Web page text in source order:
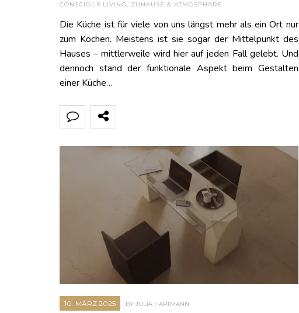
CONSCIOUS LIVING ZUHAUSE & ATMOSPHÄRE
Die Küche ist für viele von uns längst mehr als ein Ort nur
zum Kochen. Meistens ist sie sogar der Mittelpunkt des
Hauses – mittlerweile wird hier auf jeden Fall gelebt. Und
dennoch stand der funktionale Aspekt beim Gestalten
einer Küche…
10. MÄRZ 2025 BY JULIA HARTMANN